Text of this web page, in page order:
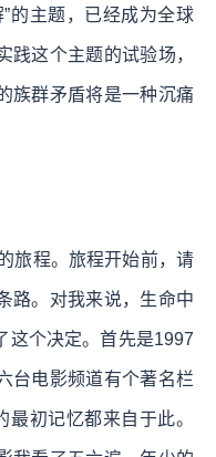
的主题，已经成为全球
践这个主题的试验场，
族群矛盾将是一种沉痛
旅程。旅程开始前，请
路。对我来说，生命中
这个决定。首先是1997
台电影频道有个著名栏
最初记忆都来自于此。